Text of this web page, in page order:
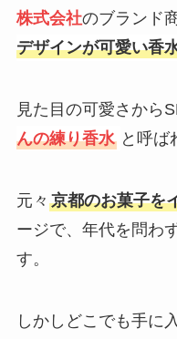
株式会社のブランド
デザインが可愛い香
見た目の可愛さから
んの練り香水 と呼ば
元々 京都のお菓子を
ージで、年代を問わ
す。
しかしどこでも手に